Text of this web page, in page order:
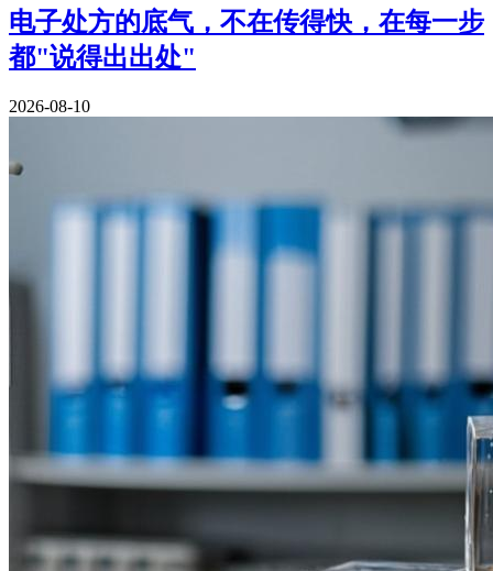
电子处方的底气，不在传得快，在每一步
都"说得出出处"
2026-08-10